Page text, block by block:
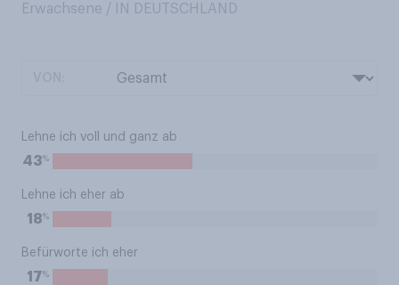
Erwachsene / IN DEUTSCHLAND
Lehne ich voll und ganz ab
43%
Lehne ich eher ab
18%
Befürworte ich eher
17%